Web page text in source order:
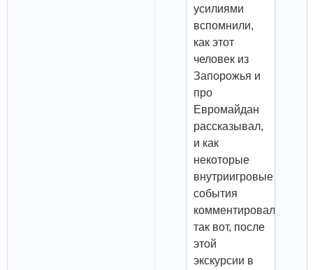
усилиями
вспомнили,
как этот
человек из
Запорожья и
про
Евромайдан
рассказывал,
и как
некоторые
внутриигровые
события
комментировал...
так вот, после
этой
экскурсии в